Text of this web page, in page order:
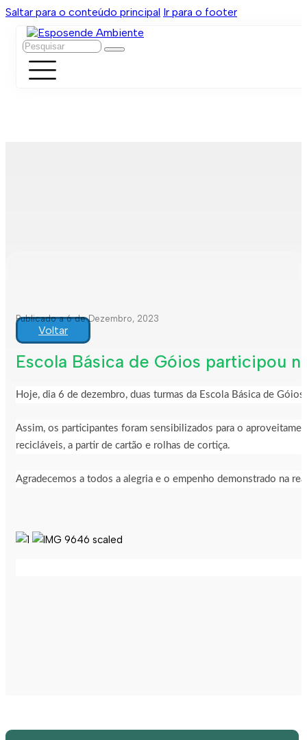
Saltar para o conteúdo principal Ir para o footer
Pesquisar
Publicado a 6 de Dezembro, 2023
Voltar
Escola Básica de Góios participou
Hoje, dia 6 de dezembro, duas turmas da Escola Básica de
Assim, os participantes foram sensibilizados para o
recicláveis, a partir de cartão e rolhas de cortiça.
Agradecemos a todos a alegria e o empenho demonstrado na